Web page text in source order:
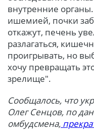
внутренние
ишемией, почки
откажут, печень
разлагаться,
проигрывать, но
хочу превращать
зрелище".
Сообщалось, что
Олег Сенцов, по
омбудсмена,